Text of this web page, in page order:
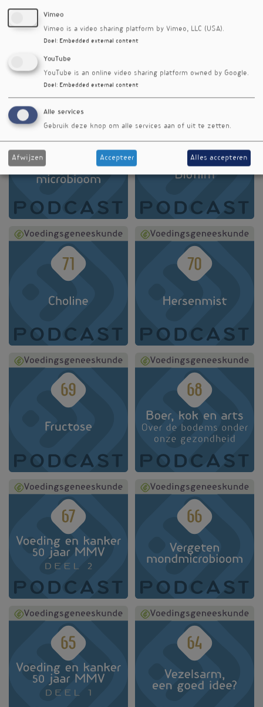
Vimeo
Vimeo is a video sharing platform by Vimeo, LLC (USA).
Doel : Embedded external content
YouTube
YouTube is an online video sharing platform owned by Google.
Doel : Embedded external content
Alle services
Gebruik deze knop om alle services aan of uit te zetten.
Afwijzen Accepteer Alles accepteren